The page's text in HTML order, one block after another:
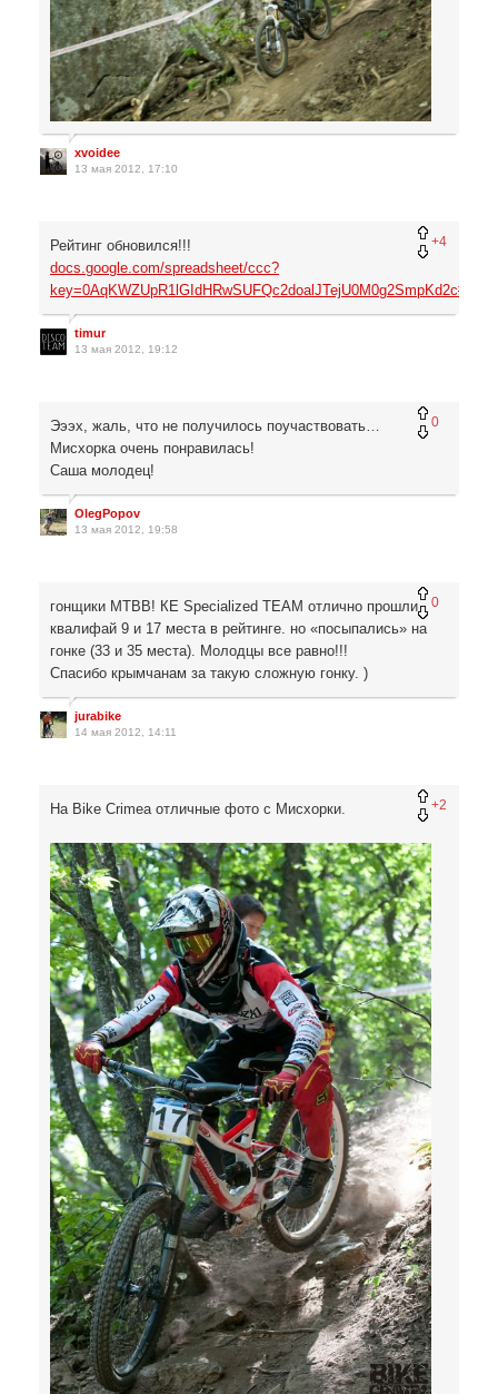
xvoidee
13 мая 2012, 17:10
+4
Рейтинг обновился!!!
docs.google.com/spreadsheet/ccc?
timur
13 мая 2012, 19:12
0
Эээх, жаль, что не получилось поучаствовать…
Мисхорка очень понравилась!
Саша молодец!
OlegPopov
13 мая 2012, 19:58
0
гонщики МТВВ! КЕ Specialized TEAM отлично прошли
квалифай 9 и 17 места в рейтинге. но «посыпались» на
гонке (33 и 35 места). Молодцы все равно!!!
Спасибо крымчанам за такую сложную гонку. )
jurabike
14 мая 2012, 14:11
+2
На Bike Crimea отличные фото с Мисхорки.